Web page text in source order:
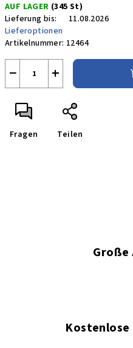
AUF LAGER (345 St)
Lieferung bis:
11.08.2026
Lieferoptionen
Artikelnummer: 12464
+
−
Fragen Teilen
Große